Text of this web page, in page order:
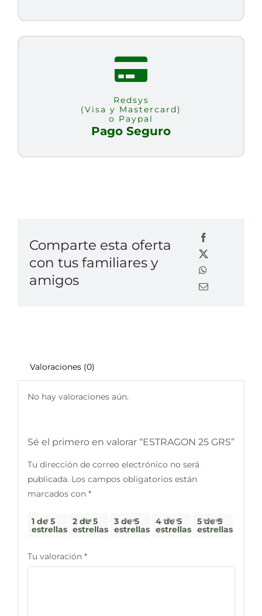
Redsys
(Visa y Mastercard)
o Paypal
Pago Seguro
Comparte esta oferta
con tus familiares y
amigos
Valoraciones (0)
No hay valoraciones aún.
Sé el primero en valorar “ESTRAGON 25 GRS”
Tu dirección de correo electrónico no será
publicada. Los campos obligatorios están
marcados con *
1 de 5
estrellas
2 de 5
estrellas
3 de 5
estrellas
4 de 5
estrellas
5 de 5
estrellas
Tu valoración *